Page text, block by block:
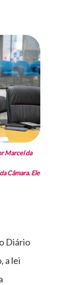
Marcel da
Câmara. Ele
Diário
a lei